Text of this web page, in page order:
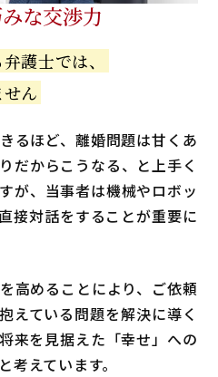
な交渉力
護士では、
ん
るほど、離婚問題は甘くあ
だからこうなる、と上手く
が、当事者は機械やロボッ
接対話をすることが重要に
高めることにより、ご依頼
えている問題を解決に導く
来を見据えた「幸せ」への
えています。